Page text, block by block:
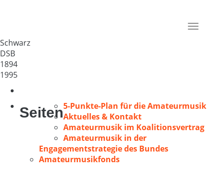
Toggle
Schwarz
DSB
1894
1995
Seiten5-Punkte-Plan für die Amateurmusik
Aktuelles & Kontakt
Amateurmusik im Koalitionsvertrag
Amateurmusik in der
Engagementstrategie des Bundes
Amateurmusikfonds